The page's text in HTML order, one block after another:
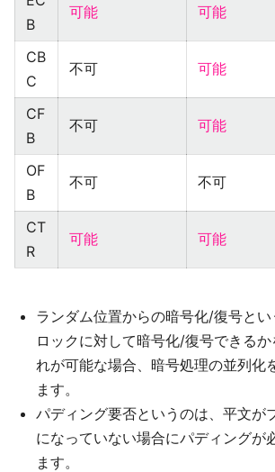
B
可能 可能
CB
C
不可 可能
CF
B
不可 可能
OF
B
不可 不可
CT
R
可能 可能
ランダム位置からの暗号化/復号と
ロックに対して暗号化/復号できる
れが可能な場合、暗号処理の並列化
ます。
パディング要否というのは、平文が
になっていない場合にパディングが
ます。